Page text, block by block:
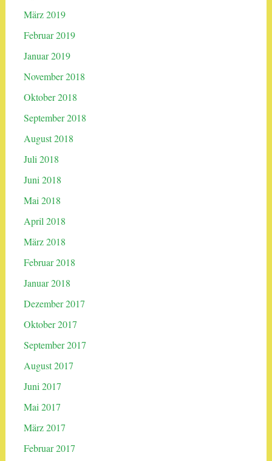
März 2019
Februar 2019
Januar 2019
November 2018
Oktober 2018
September 2018
August 2018
Juli 2018
Juni 2018
Mai 2018
April 2018
März 2018
Februar 2018
Januar 2018
Dezember 2017
Oktober 2017
September 2017
August 2017
Juni 2017
Mai 2017
März 2017
Februar 2017